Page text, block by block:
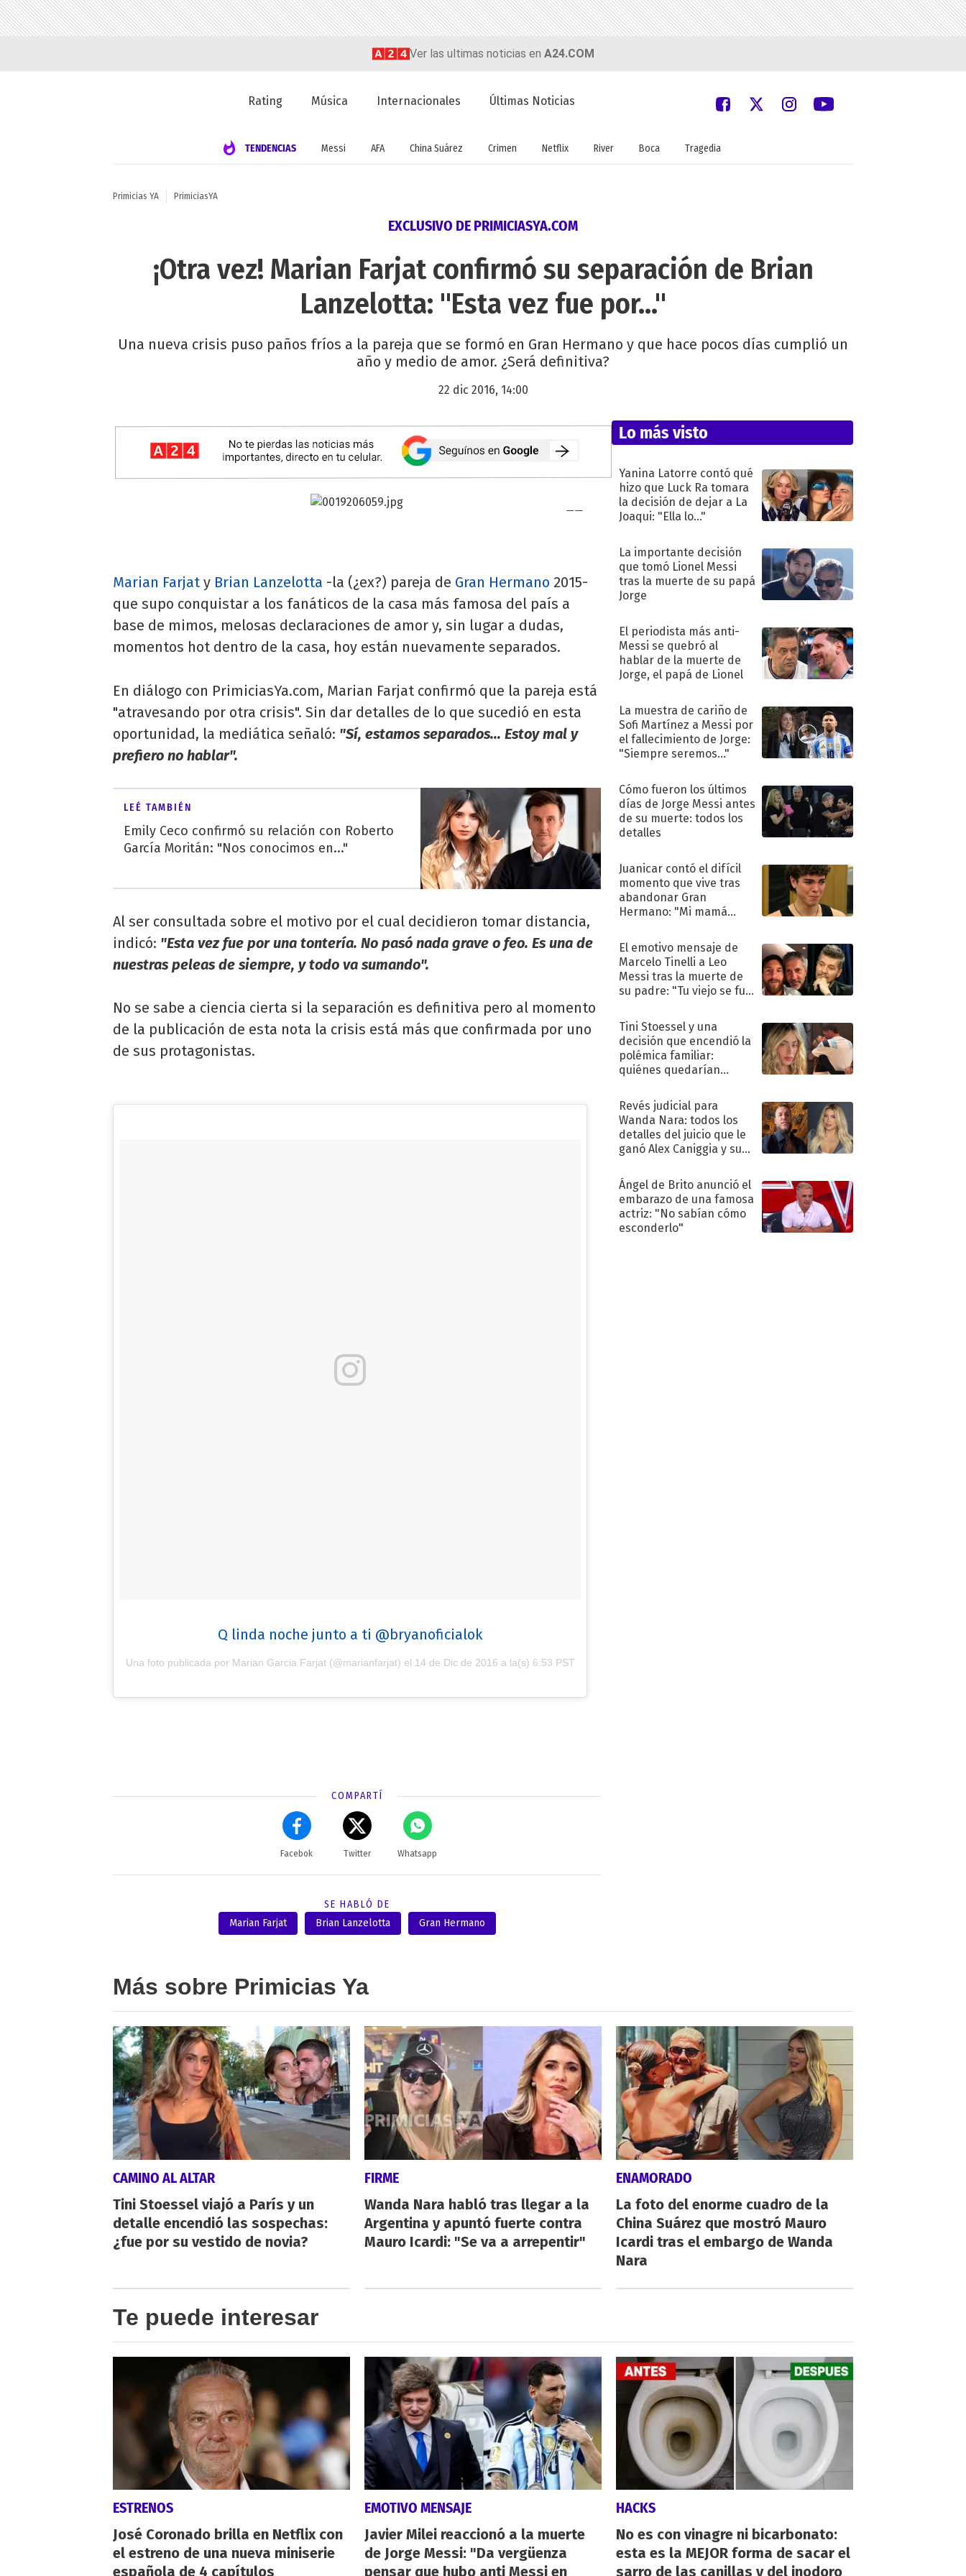
Ver las ultimas noticias en A24.COM
Rating Música Internacionales Últimas Noticias
TENDENCIAS Messi AFA China Suárez Crimen Netflix River Boca Tragedia
Primicias YA PrimiciasYA
EXCLUSIVO DE PRIMICIASYA.COM
¡Otra vez! Marian Farjat confirmó su separación de Brian
Lanzelotta: "Esta vez fue por..."
Una nueva crisis puso paños fríos a la pareja que se formó en Gran Hermano y que hace pocos días cumplió un
año y medio de amor. ¿Será definitiva?
22 dic 2016, 14:00
Marian Farjaty Brian Lanzelotta -la (¿ex?) pareja de Gran Hermano 2015-
que supo conquistar a los fanáticos de la casa más famosa del país a
base de mimos, melosas declaraciones de amor y, sin lugar a dudas,
momentos hot dentro de la casa, hoy están nuevamente separados.
En diálogo con PrimiciasYa.com, Marian Farjat confirmó que la pareja está
"atravesando por otra crisis". Sin dar detalles de lo que sucedió en esta
oportunidad, la mediática señaló: "Sí, estamos separados... Estoy mal y
prefiero no hablar".
LEÉ TAMBIÉN
Emily Ceco confirmó su relación con Roberto
García Moritán: "Nos conocimos en..."
Al ser consultada sobre el motivo por el cual decidieron tomar distancia,
indicó: "Esta vez fue por una tontería. No pasó nada grave o feo. Es una de
nuestras peleas de siempre, y todo va sumando".
No se sabe a ciencia cierta si la separación es definitiva pero al momento
de la publicación de esta nota la crisis está más que confirmada por uno
de sus protagonistas.
Q linda noche junto a ti @bryanoficialok
Una foto publicada por Marian Garcia Farjat (@marianfarjat) el 14 de Dic de 2016 a la(s) 6:53 PST
COMPARTÍ
Facebok Twitter Whatsapp
SE HABLÓ DE
Marian Farjat
Brian Lanzelotta Gran Hermano
Lo más visto
Yanina Latorre contó qué
hizo que Luck Ra tomara
la decisión de dejar a La
Joaqui: "Ella lo..."
La importante decisión
que tomó Lionel Messi
tras la muerte de su papá
Jorge
El periodista más anti-
Messi se quebró al
hablar de la muerte de
Jorge, el papá de Lionel
La muestra de cariño de
Sofi Martínez a Messi por
el fallecimiento de Jorge:
"Siempre seremos..."
Cómo fueron los últimos
días de Jorge Messi antes
de su muerte: todos los
detalles
Juanicar contó el difícil
momento que vive tras
abandonar Gran
Hermano: "Mi mamá
El emotivo mensaje de
Marcelo Tinelli a Leo
Messi tras la muerte de
su padre: "Tu viejo se fue
Tini Stoessel y una
decisión que encendió la
polémica familiar:
quiénes quedarían
Revés judicial para
Wanda Nara: todos los
detalles del juicio que le
ganó Alex Caniggia y sus
Ángel de Brito anunció el
embarazo de una famosa
actriz: "No sabían cómo
esconderlo"
Más sobre Primicias Ya
CAMINO AL ALTAR
Tini Stoessel viajó a París y un
detalle encendió las sospechas:
¿fue por su vestido de novia?
FIRME
Wanda Nara habló tras llegar a la
Argentina y apuntó fuerte contra
Mauro Icardi: "Se va a arrepentir"
ENAMORADO
La foto del enorme cuadro de la
China Suárez que mostró Mauro
Icardi tras el embargo de Wanda
Nara
Te puede interesar
ESTRENOS
José Coronado brilla en Netflix con
el estreno de una nueva miniserie
española de 4 capítulos
EMOTIVO MENSAJE
Javier Milei reaccionó a la muerte
de Jorge Messi: "Da vergüenza
pensar que hubo anti Messi en
HACKS
No es con vinagre ni bicarbonato:
esta es la MEJOR forma de sacar el
sarro de las canillas y del inodoro